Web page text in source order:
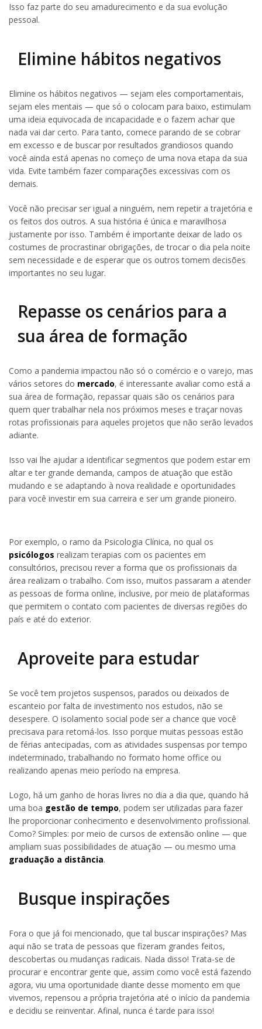
Isso faz parte do seu amadurecimento e da sua evolução
pessoal.
Elimine hábitos negativos
Elimine os hábitos negativos — sejam eles comportamentais,
sejam eles mentais — que só o colocam para baixo, estimulam
uma ideia equivocada de incapacidade e o fazem achar que
nada vai dar certo. Para tanto, comece parando de se cobrar
em excesso e de buscar por resultados grandiosos quando
você ainda está apenas no começo de uma nova etapa da sua
vida. Evite também fazer comparações excessivas com os
demais.
Você não precisar ser igual a ninguém, nem repetir a trajetória e
os feitos dos outros. A sua história é única e maravilhosa
justamente por isso. Também é importante deixar de lado os
costumes de procrastinar obrigações, de trocar o dia pela noite
sem necessidade e de esperar que os outros tomem decisões
importantes no seu lugar.
Repasse os cenários para a
sua área de formação
Como a pandemia impactou não só o comércio e o varejo, mas
vários setores do mercado, é interessante avaliar como está a
sua área de formação, repassar quais são os cenários para
quem quer trabalhar nela nos próximos meses e traçar novas
rotas profissionais para aqueles projetos que não serão levados
adiante.
Isso vai lhe ajudar a identificar segmentos que podem estar em
altar e ter grande demanda, campos de atuação que estão
mudando e se adaptando à nova realidade e oportunidades
para você investir em sua carreira e ser um grande pioneiro.
Por exemplo, o ramo da Psicologia Clínica, no qual os
psicólogos realizam terapias com os pacientes em
consultórios, precisou rever a forma que os profissionais da
área realizam o trabalho. Com isso, muitos passaram a atender
as pessoas de forma online, inclusive, por meio de plataformas
que permitem o contato com pacientes de diversas regiões do
país e até do exterior.
Aproveite para estudar
Se você tem projetos suspensos, parados ou deixados de
escanteio por falta de investimento nos estudos, não se
desespere. O isolamento social pode ser a chance que você
precisava para retomá-los. Isso porque muitas pessoas estão
de férias antecipadas, com as atividades suspensas por tempo
indeterminado, trabalhando no formato home office ou
realizando apenas meio período na empresa.
Logo, há um ganho de horas livres no dia a dia que, quando há
uma boa gestão de tempo, podem ser utilizadas para fazer
lhe proporcionar conhecimento e desenvolvimento profissional.
Como? Simples: por meio de cursos de extensão online — que
ampliam suas possibilidades de atuação — ou mesmo uma
graduação a distância.
Busque inspirações
Fora o que já foi mencionado, que tal buscar inspirações? Mas
aqui não se trata de pessoas que fizeram grandes feitos,
descobertas ou mudanças radicais. Nada disso! Trata-se de
procurar e encontrar gente que, assim como você está fazendo
agora, viu uma oportunidade diante desse momento em que
vivemos, repensou a própria trajetória até o início da pandemia
e decidiu se reinventar. Afinal, nunca é tarde para isso!